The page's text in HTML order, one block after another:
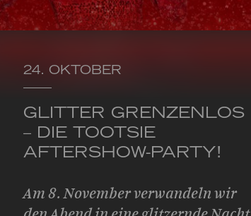
24. OKTOBER
GLITTER GRENZENLOS
– DIE TOOTSIE
AFTERSHOW-PARTY!
Am 8. November verwandeln wir